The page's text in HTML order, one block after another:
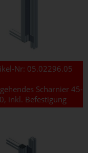
Nr: 05.02296.05
Scharnier 45-
inkl. Befestigung